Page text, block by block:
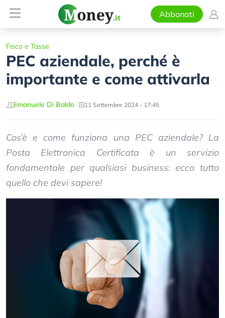
Abbonati
Fisco e Tasse
PEC aziendale, perché è
importante e come attivarla
Emanuele Di Baldo 11 Settembre 2024 - 17:45
Cos’è e come funziona una PEC aziendale? La
Posta Elettronica Certificata è un servizio
fondamentale per qualsiasi business: ecco tutto
quello che devi sapere!